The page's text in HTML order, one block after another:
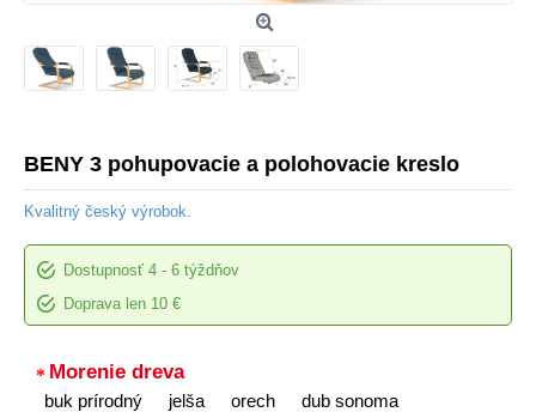
BENY 3 pohupovacie a polohovacie kreslo
Kvalitný český výrobok.
Dostupnosť 4 - 6 týždňov
Doprava len 10 €
Morenie dreva
buk prírodný jelša orech dub sonoma